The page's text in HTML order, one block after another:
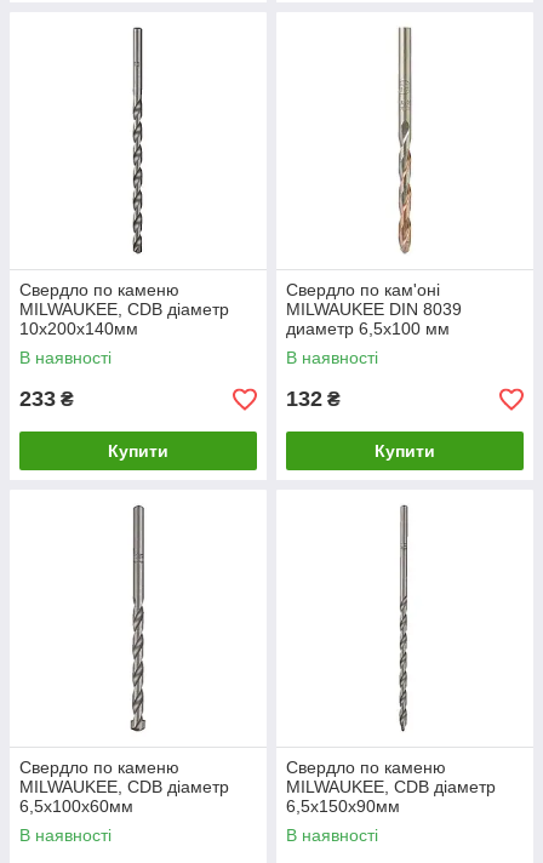
Свердло по каменю
MILWAUKEE, CDB діаметр
10x200х140мм
В наявності
233 ₴
Купити
Свердло по кам'оні
MILWAUKEE DIN 8039
диаметр 6,5x100 мм
В наявності
132 ₴
Купити
Свердло по каменю
MILWAUKEE, CDB діаметр
6,5x100х60мм
В наявності
Свердло по каменю
MILWAUKEE, CDB діаметр
6,5x150х90мм
В наявності